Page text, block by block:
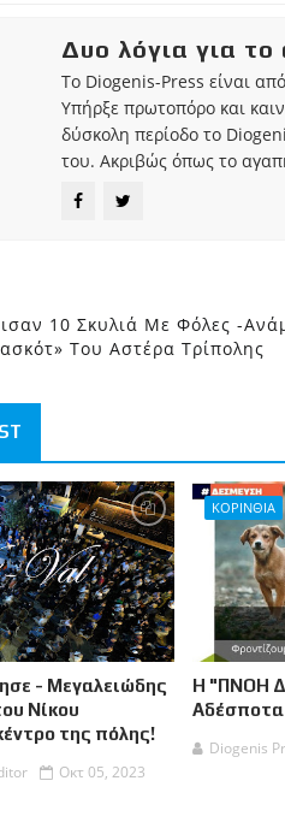
Δυο λόγια για
Το Diogenis-Press είναι
Υπήρξε πρωτοπόρο και
δύσκολη περίοδο το
του. Ακριβώς όπως το
10 Σκυλιά Με Φόλες -
Του Αστέρα Τρίπολης
- Μεγαλειώδης
Νίκου
της πόλης!
Οκτ 05, 2023
ΚΟΡΙΝΘΙΑ
Η "ΠΝΟΗ
Diogenis